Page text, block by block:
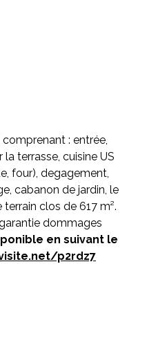
: entrée,
terrasse, cuisine US
four), degagement,
cabanon de jardin, le
clos de 617 m².
dommages
en suivant le
p2rdz7